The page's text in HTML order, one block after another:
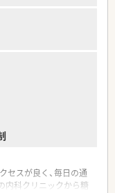
マパークチケット割引
られます。
うにレンタル白衣を利
来ます。
一定範囲の家族のお薬
。
営しております。一
担っています。
ディケーションを推進
立てるようにタイム
掲載しています。
セスが良く、毎日の通
内科クリニックから糖